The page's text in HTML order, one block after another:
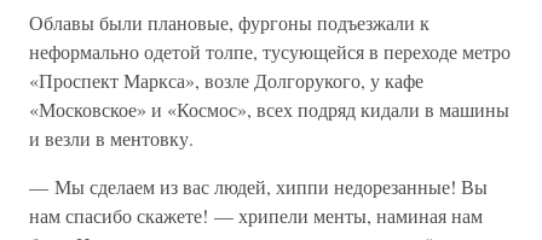
Облавы были плановые, фургоны подъезжали к
неформально одетой толпе, тусующейся в переходе метро
«Проспект Маркса», возле Долгорукого, у кафе
«Московское» и «Космос», всех подряд кидали в машины
и везли в ментовку.
— Мы сделаем из вас людей, хиппи недорезанные! Вы
нам спасибо скажете! — хрипели менты, наминая нам